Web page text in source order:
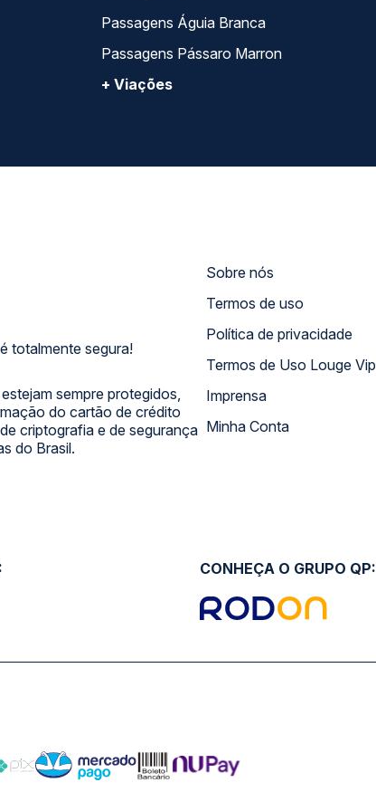
Passagens Águia Branca
Passagens Pássaro Marron
+ Viações
totalmente segura!
sempre protegidos,
do cartão de crédito
criptografia e de segurança
do Brasil.
Sobre nós
Termos de uso
Política de privacidade
Termos de Uso Louge Vip
Imprensa
Minha Conta
CONHEÇA O GRUPO QP: